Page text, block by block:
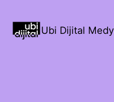
Ubi Dijital